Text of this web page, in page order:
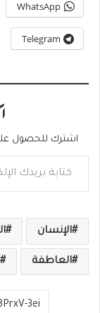
WhatsApp
Telegram
اشترك للحصول على
كتابة بريدك الإلكتروني...
الإنسان
العاطفة